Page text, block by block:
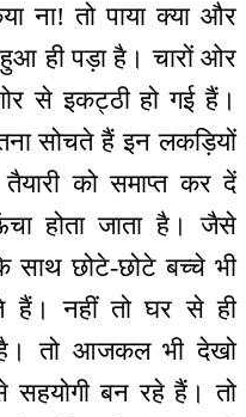
ना! तो पाया क्या और
ही पड़ा है। चारों ओर
से इकट्ठी हो गई हैं।
सोचते हैं इन लकड़ियों
को समाप्त कर दें
होता जाता है। जैसे
साथ छोटे-छोटे बच्चे भी
नहीं तो घर से ही
तो आजकल भी देखो
सहयोगी बन रहे हैं। तो